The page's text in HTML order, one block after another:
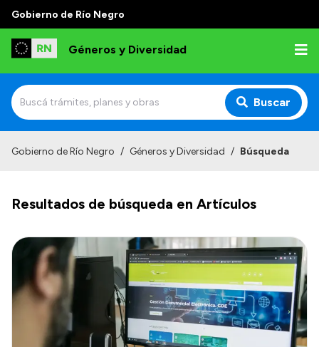
Gobierno de Río Negro
Géneros y Diversidad
Buscar
Misión
Programas y capacitaciones
Observatorio
Normativa
Transparencia
Gobierno de Río Negro / Géneros y Diversidad / Búsqueda
Resultados de búsqueda en Artículos